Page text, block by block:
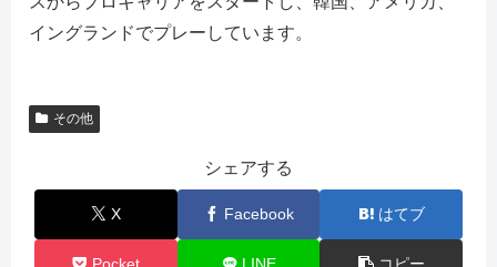
イングランドでプレーしています。
その他
シェアする
X Facebook はてブ